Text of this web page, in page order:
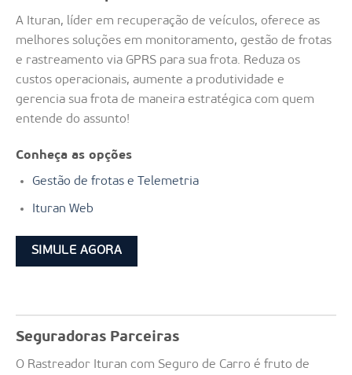
A Ituran, líder em recuperação de veículos, oferece as
melhores soluções em monitoramento, gestão de frotas
e rastreamento via GPRS para sua frota. Reduza os
custos operacionais, aumente a produtividade e
gerencia sua frota de maneira estratégica com quem
entende do assunto!
Conheça as opções
Gestão de frotas e Telemetria
Ituran Web
SIMULE AGORA
Seguradoras Parceiras
O Rastreador Ituran com Seguro de Carro é fruto de